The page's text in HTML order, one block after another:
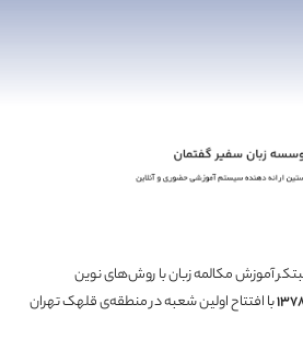
آموزش مکالمه زبان با روش‌های نوین
با افتتاح اولین شعبه در منطقه‌ی قلهک تهران